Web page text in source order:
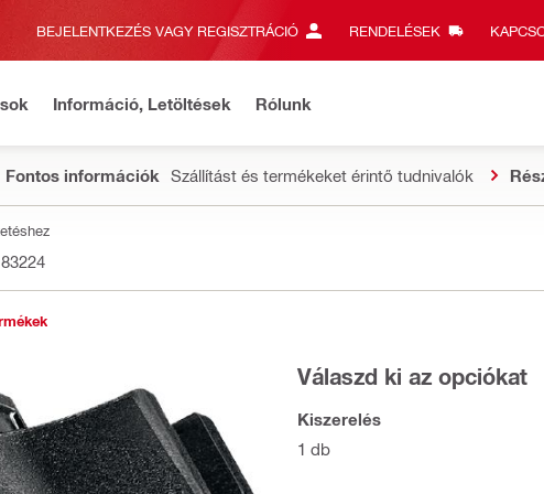
BEJELENTKEZÉS VAGY REGISZTRÁCIÓ RENDELÉSEK
Információ, Letöltések Rólunk
Fontos információk Szállítást és termékeket érintő tudnivalók
Válaszd ki az opciókat
Kiszerelés
1 db